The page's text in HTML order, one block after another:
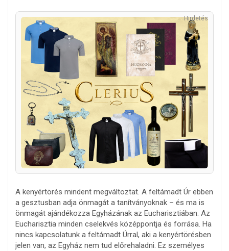
Hirdetés
A kenyértörés mindent megváltoztat. A feltámadt Úr ebben
a gesztusban adja önmagát a tanítványoknak – és ma is
önmagát ajándékozza Egyházának az Eucharisztiában. Az
Eucharisztia minden cselekvés középpontja és forrása. Ha
nincs kapcsolatunk a feltámadt Úrral, aki a kenyértörésben
jelen van, az Egyház nem tud előrehaladni. Ez személyes